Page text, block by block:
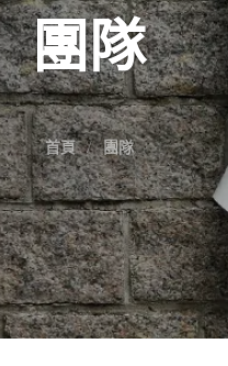
團隊
首頁 團隊